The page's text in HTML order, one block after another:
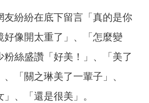
友紛紛在底下留言「真的是你
好像開太重了」、「怎麼變
粉絲盛讚「好美！」、「美了
「關之琳美了一輩子」、
」、「還是很美」。